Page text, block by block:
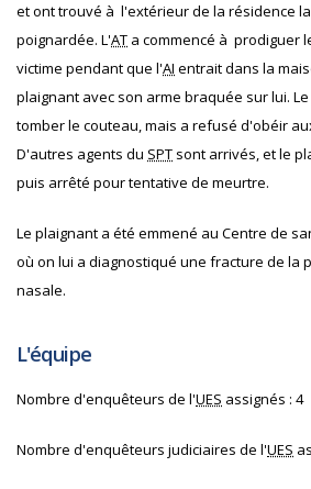
et ont trouvé à l'extérieur de la résidence
poignardée. L'AT a commencé à prodiguer
victime pendant que l'AI entrait dans la
plaignant avec son arme braquée sur lui.
tomber le couteau, mais a refusé d'obéir
D'autres agents du SPT sont arrivés, et le
puis arrêté pour tentative de meurtre.
Le plaignant a été emmené au Centre de
où on lui a diagnostiqué une fracture de la
nasale.
L'équipe
Nombre d'enquêteurs de l'UES assignés : 4
Nombre d'enquêteurs judiciaires de l'UES